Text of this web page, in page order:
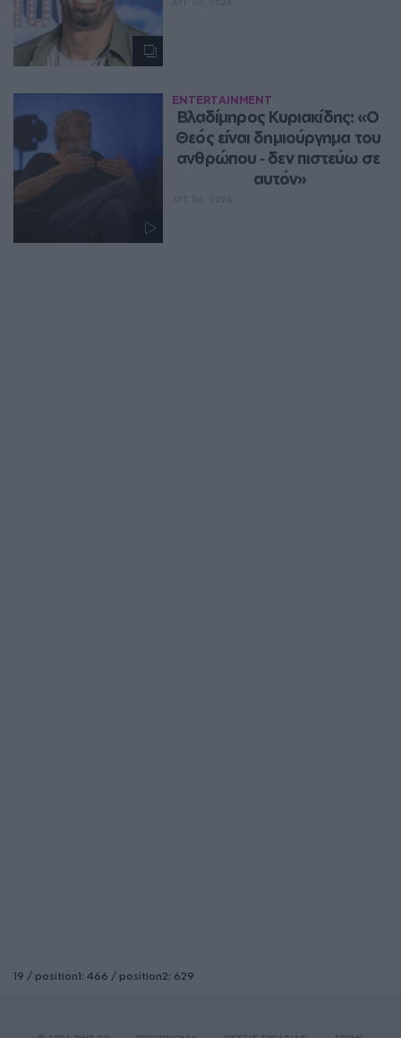
ENTERTAINMENT
Βλαδίμηρος Κυριακίδης: «Ο
Θεός είναι δημιούργημα του
ανθρώπου ‑ δεν πιστεύω σε
αυτόν»
19 / position1: 466 / position2: 629